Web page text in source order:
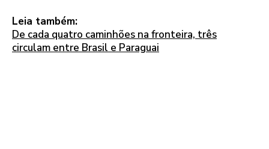
Leia também:
De cada quatro caminhões na fronteira, três
circulam entre Brasil e Paraguai